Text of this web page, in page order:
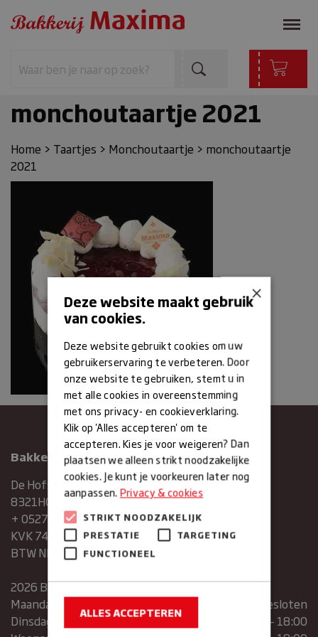
monchoutaartje 2021
Home > Taartjes > Monchoutaartje > monchoutaartje
2021
Bakkerij Maxima
De Hofstee 1
8321HG Urk
+ 0527683454
KVK 74286293
BTW NR. NL859839151B01
2026 Bakkerij Maxima
Maandag
gesloten
Dinsdag
07:30 – 13:00 | 14:00 – 18:00
×
Deze website maakt gebruik
van cookies.
Deze website gebruikt cookies om uw
gebruikerservaring te verbeteren. Door
onze website te gebruiken, stemt u in
met alle cookies in overeenstemming
met ons privacy- en cookieverklaring.
Klik op 'Alles accepteren' om te
accepteren. Kies je voor weigeren? Dan
plaatsen we alleen strikt noodzakelijke
cookies. Je kunt je voorkeuren later nog
aanpassen.Privacy & cookies
STRIKT NOODZAKELIJK
PRESTATIE
TARGETING
FUNCTIONEEL
ALLES ACCEPTEREN